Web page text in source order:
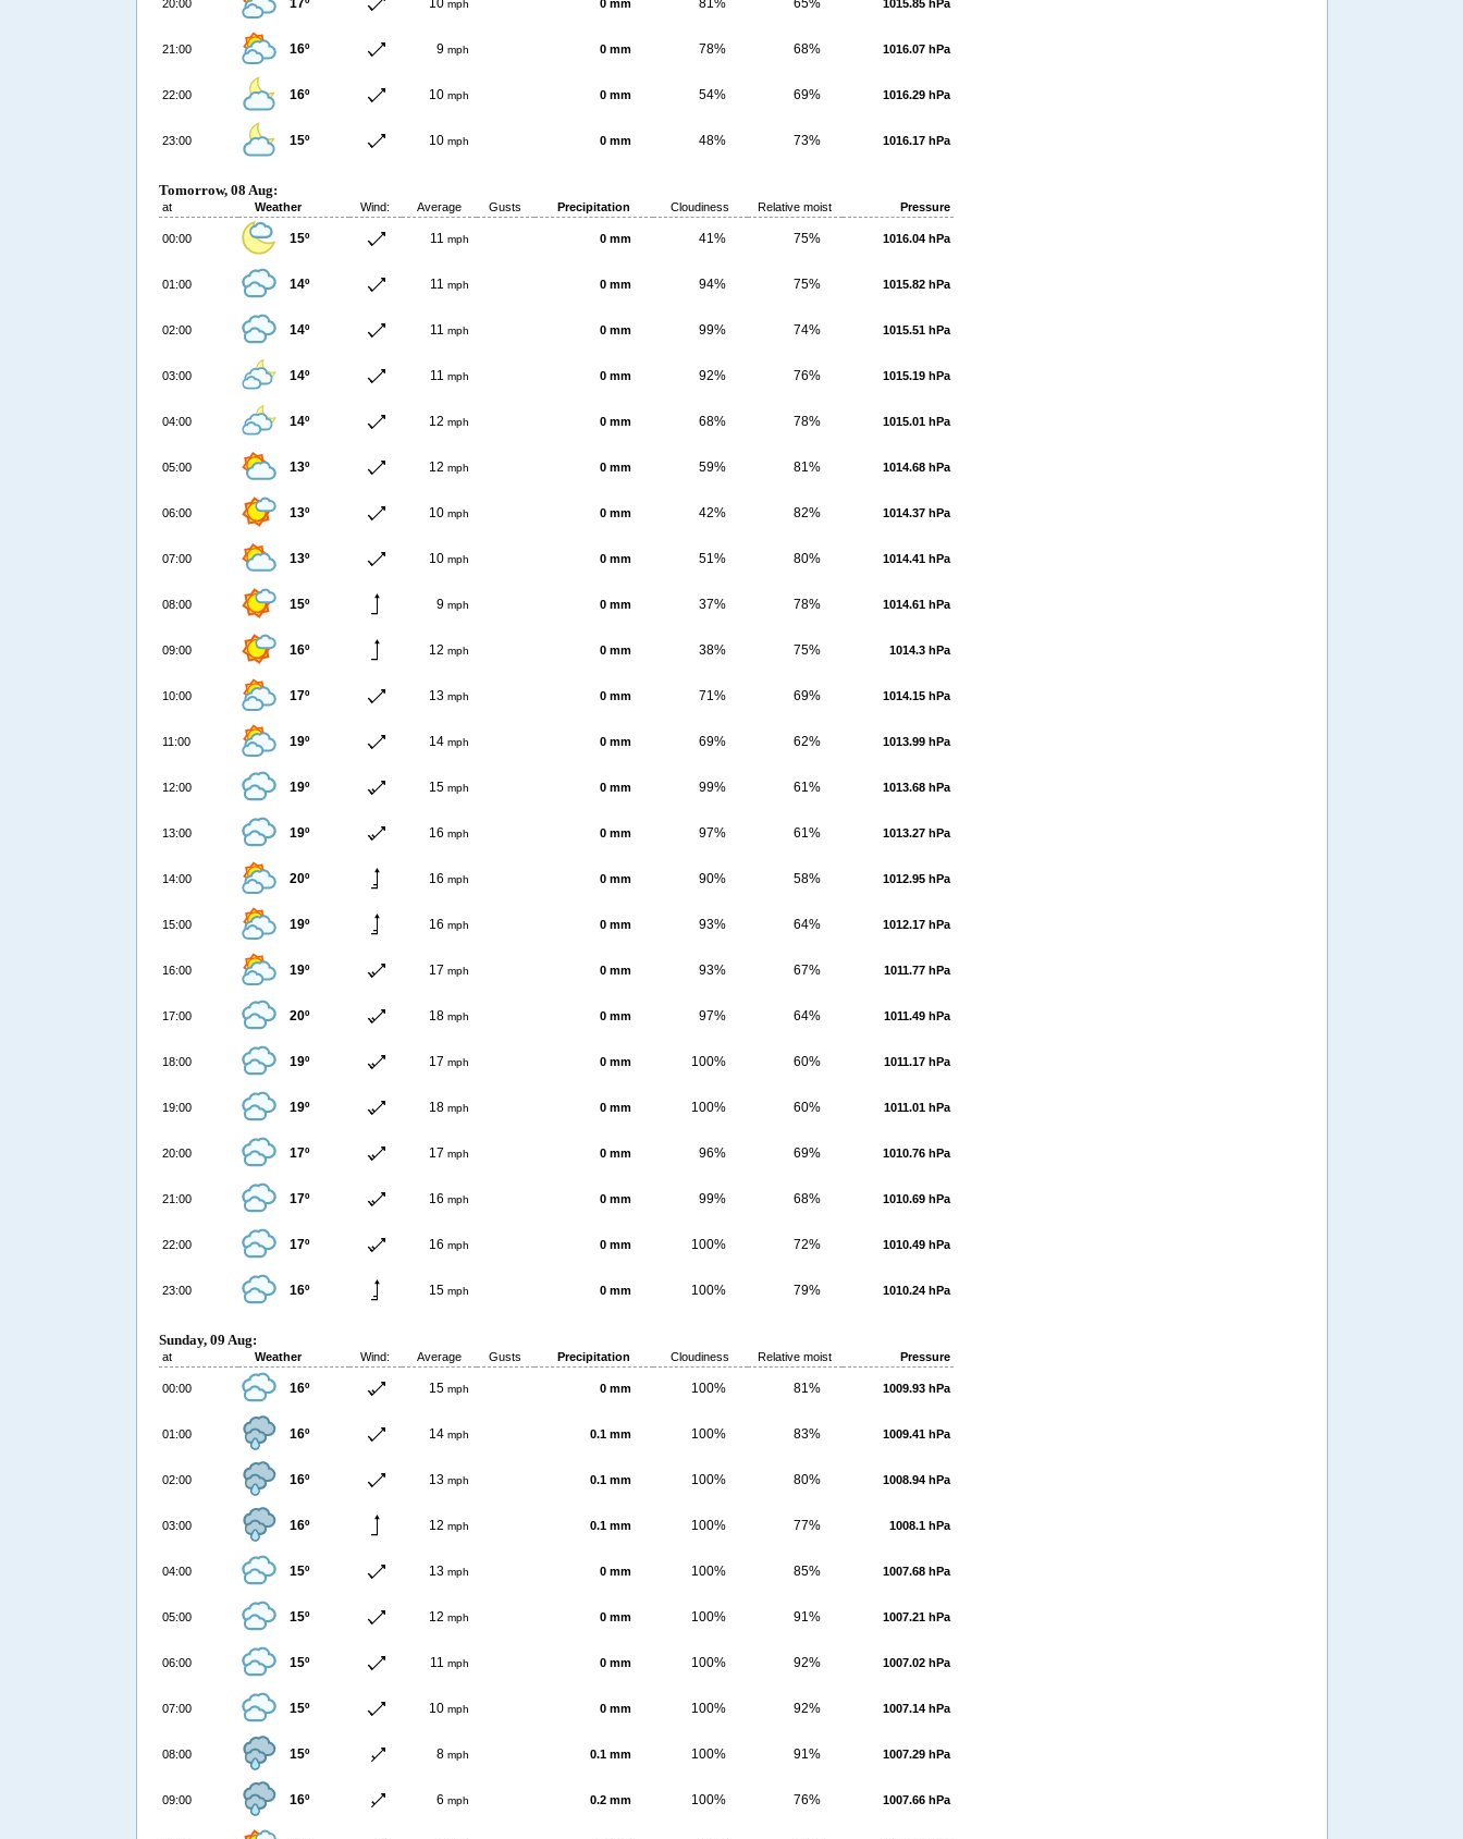
20:00 mph 0 mm 1015.85 hPa
21:00 16º 9 mph 0 mm 78% 68% 1016.07 hPa
22:00 16º 10 mph 0 mm 54% 69% 1016.29 hPa
23:00 15º 10 mph 0 mm 48% 73% 1016.17 hPa
Tomorrow, 08 Aug:
at Weather Wind: Average Gusts Precipitation Cloudiness Relative moist Pressure
00:00 15º 11 mph 0 mm 41% 75% 1016.04 hPa
01:00 14º 11 mph 0 mm 94% 75% 1015.82 hPa
02:00 14º 11 mph 0 mm 99% 74% 1015.51 hPa
03:00 14º 11 mph 0 mm 92% 76% 1015.19 hPa
04:00 14º 12 mph 0 mm 68% 78% 1015.01 hPa
05:00 13º 12 mph 0 mm 59% 81% 1014.68 hPa
06:00 13º 10 mph 0 mm 42% 82% 1014.37 hPa
07:00 13º 10 mph 0 mm 51% 80% 1014.41 hPa
08:00 15º 9 mph 0 mm 37% 78% 1014.61 hPa
09:00 16º 12 mph 0 mm 38% 75% 1014.3 hPa
10:00 17º 13 mph 0 mm 71% 69% 1014.15 hPa
11:00 19º 14 mph 0 mm 69% 62% 1013.99 hPa
12:00 19º 15 mph 0 mm 99% 61% 1013.68 hPa
13:00 19º 16 mph 0 mm 97% 61% 1013.27 hPa
14:00 20º 16 mph 0 mm 90% 58% 1012.95 hPa
15:00 19º 16 mph 0 mm 93% 64% 1012.17 hPa
16:00 19º 17 mph 0 mm 93% 67% 1011.77 hPa
17:00 20º 18 mph 0 mm 97% 64% 1011.49 hPa
18:00 19º 17 mph 0 mm 100% 60% 1011.17 hPa
19:00 19º 18 mph 0 mm 100% 60% 1011.01 hPa
20:00 17º 17 mph 0 mm 96% 69% 1010.76 hPa
21:00 17º 16 mph 0 mm 99% 68% 1010.69 hPa
22:00 17º 16 mph 0 mm 100% 72% 1010.49 hPa
23:00 16º 15 mph 0 mm 100% 79% 1010.24 hPa
Sunday, 09 Aug:
at Weather Wind: Average Gusts Precipitation Cloudiness Relative moist Pressure
00:00 16º 15 mph 0 mm 100% 81% 1009.93 hPa
01:00 16º 14 mph 0.1 mm 100% 83% 1009.41 hPa
02:00 16º 13 mph 0.1 mm 100% 80% 1008.94 hPa
03:00 16º 12 mph 0.1 mm 100% 77% 1008.1 hPa
04:00 15º 13 mph 0 mm 100% 85% 1007.68 hPa
05:00 15º 12 mph 0 mm 100% 91% 1007.21 hPa
06:00 15º 11 mph 0 mm 100% 92% 1007.02 hPa
07:00 15º 10 mph 0 mm 100% 92% 1007.14 hPa
08:00 15º 8 mph 0.1 mm 100% 91% 1007.29 hPa
09:00 16º 6 mph 0.2 mm 100% 76% 1007.66 hPa